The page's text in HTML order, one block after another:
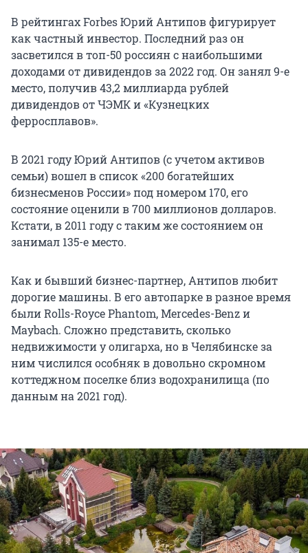
В рейтингах Forbes Юрий Антипов фигурирует
как частный инвестор. Последний раз он
засветился в топ-50 россиян с наибольшими
доходами от дивидендов за 2022 год. Он занял 9-е
место, получив 43,2 миллиарда рублей
дивидендов от ЧЭМК и «Кузнецких
ферросплавов».
В 2021 году Юрий Антипов (с учетом активов
семьи) вошел в список «200 богатейших
бизнесменов России» под номером 170, его
состояние оценили в 700 миллионов долларов.
Кстати, в 2011 году с таким же состоянием он
занимал 135-е место.
Как и бывший бизнес-партнер, Антипов любит
дорогие машины. В его автопарке в разное время
были Rolls-Royce Phantom, Mercedes-Benz и
Maybach. Сложно представить, сколько
недвижимости у олигарха, но в Челябинске за
ним числился особняк в довольно скромном
коттеджном поселке близ водохранилища (по
данным на 2021 год).